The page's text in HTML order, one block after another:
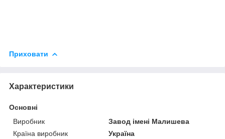
Приховати
Характеристики
Основні
Виробник
Завод імені Малишева
Країна виробник
Україна